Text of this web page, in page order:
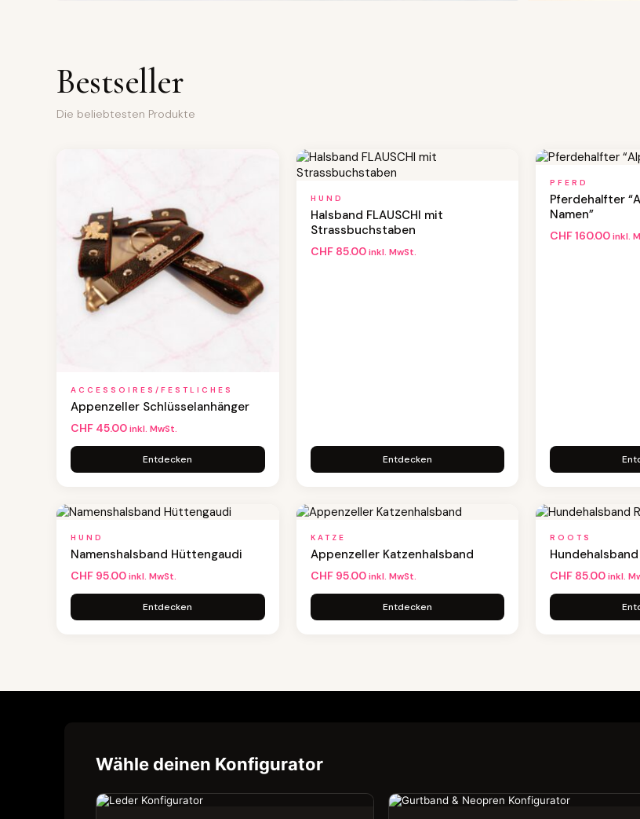
Bestseller
Die beliebtesten Produkte
ACCESSOIRES/FESTLICHES
Appenzeller Schlüsselanhänger
CHF 45.00inkl. MwSt.
Entdecken
HUND
Halsband FLAUSCHI mit
Strassbuchstaben
CHF85.00inkl. MwSt.
Entdecken
PFERD
Pferdehalfter
Namen”
CHF160.00inkl.
HUND
Namenshalsband Hüttengaudi
CHF 95.00inkl. MwSt.
Entdecken
KATZE
Appenzeller Katzenhalsband
CHF95.00inkl. MwSt.
Entdecken
ROOTS
CHF 85.00inkl.
Wähle deinen Konfigurator